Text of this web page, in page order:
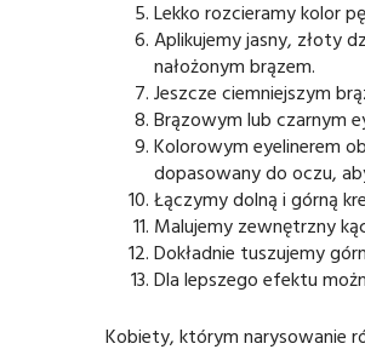
Lekko rozcieramy kolor
Aplikujemy jasny, złoty
nałożonym brązem.
Jeszcze ciemniejszym
Brązowym lub czarnym
Kolorowym eyelinerem
dopasowany do oczu,
Łączymy dolną i górną
Malujemy zewnętrzny
Dokładnie tuszujemy
Dla lepszego efektu
Kobiety, którym narysowanie